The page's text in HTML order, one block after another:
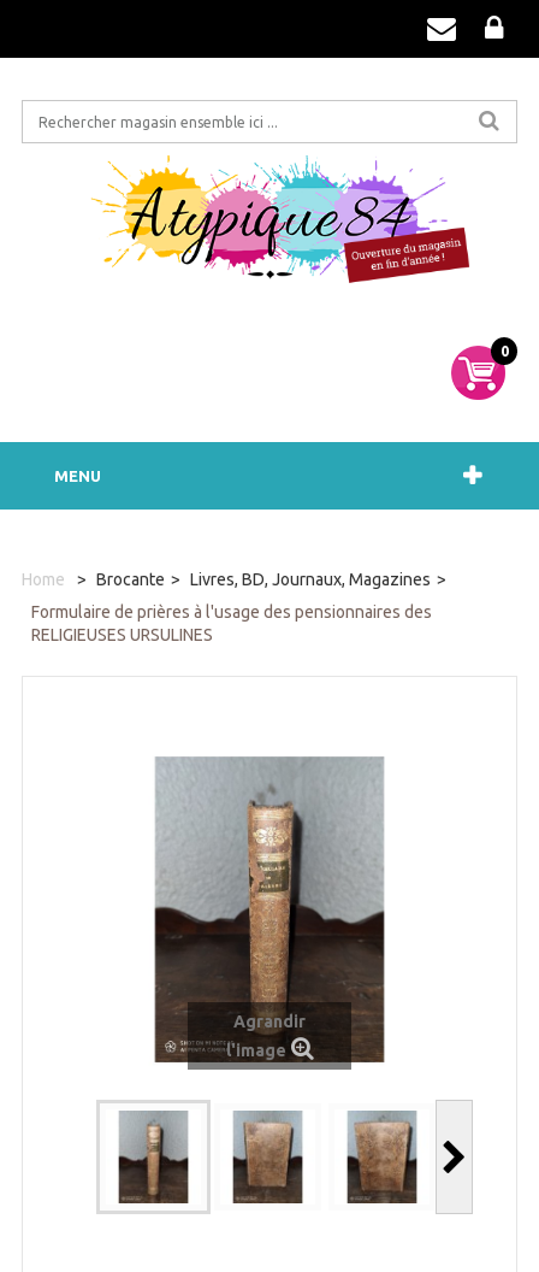
0
MENU
Home > Brocante > Livres, BD, Journaux, Magazines >
Formulaire de prières à l'usage des pensionnaires des
RELIGIEUSES URSULINES
Agrandir
l'image